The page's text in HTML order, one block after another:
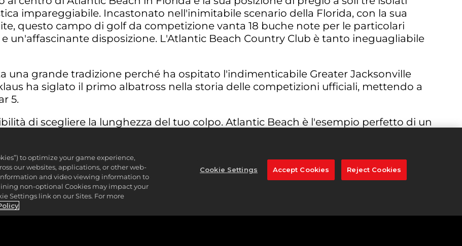
impareggiabile. Incastonato nell'inimitabile scenario della Florida, con la sua
questo campo di golf da competizione vanta 18 buche note per le particolari
un'affascinante disposizione. L'Atlantic Beach Country Club è tanto ineguagliabile
una grande tradizione perché ha ospitato l'indimenticabile Greater Jacksonville
ha siglato il primo albatross nella storia delle competizioni ufficiali, mettendo a
5.
di scegliere la lunghezza del tuo colpo. Atlantic Beach è l'esempio perfetto di un
un peccato mortale, considerando il suo legame con un golfista leggendario
lui giocato nel 1966. Dalla visuale del tee questa buca appare più complessa di
perché il percorso si dimostra tutt'altro che agevole. Potrebbe dare l'impressione
costeggia l'acqua sul lato sinistro dal tee fino al green, quindi qualsiasi colpo
to optimize your game experience,
our websites, applications, or other web-
information and video viewing information to
non-optional Cookies may impact your
Settings link on our Sites. For more
Cookie Settings Accept Cookies Reject Cookies